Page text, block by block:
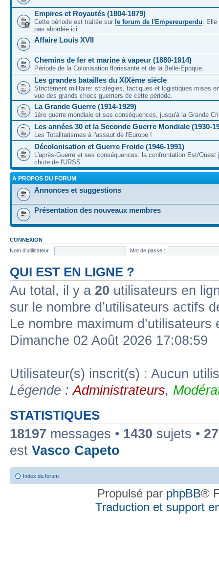
Empires et Royautés (1804-1879)
Cette période est traitée sur le forum de l'Empereurperdu. Elle
pas abordée ici.
Affaire Louis XVII
Chemins de fer et marine à vapeur (1880-1914)
Période de la Colonisation florissante et de la Belle-Epoque.
Les grandes batailles du XIXème siècle
Strictement militaire: stratégies, tactiques et logistiques mises
vue des grands chocs guerriers de cette période.
La Grande Guerre (1914-1929)
1ère guerre mondiale et ses conséquences, jusqu'à la Grande
Les années 30 et la Seconde Guerre Mondiale (1930-
Les Totalitarismes à l'assaut de l'Europe !
Décolonisation et Guerre Froide (1946-1991)
L'après-Guerre et ses conséquences: la confrontation Est/Ouest
chute de l'URSS.
A PROPOS DU FORUM
Annonces et suggestions
Présentation des nouveaux membres
CONNEXION
Nom d’utilisateur :
Mot de passe :
QUI EST EN LIGNE ?
Au total, il y a 20 utilisateurs en
sur le nombre d’utilisateurs actifs
Le nombre maximum
Dimanche 02 Août 2026 17:08:59
Utilisateur(s) inscrit(s) : Aucun
Légende :Administrateurs,
STATISTIQUES
18197 messages • 1430 sujets •
est Vasco Capeto
Index du forum
Propulsé par phpBB®
Traduction et support